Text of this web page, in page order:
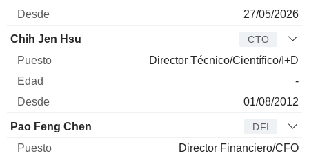
27/05/2026
Chih Jen Hsu CTO
Director Técnico/Científico/I+D
-
01/08/2012
Pao Feng Chen DFI
Director Financiero/CFO